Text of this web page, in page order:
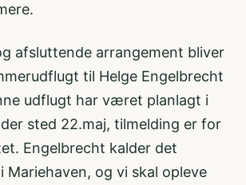
afsluttende arrangement bliver
til Helge Engelbrecht
udflugt har været planlagt i
sted 22.maj, tilmelding er for
Engelbrecht kalder det
Mariehaven, og vi skal opleve